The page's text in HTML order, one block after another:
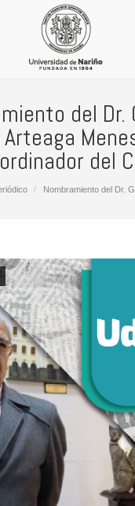
del Dr.
del
Nombramiento del Dr.